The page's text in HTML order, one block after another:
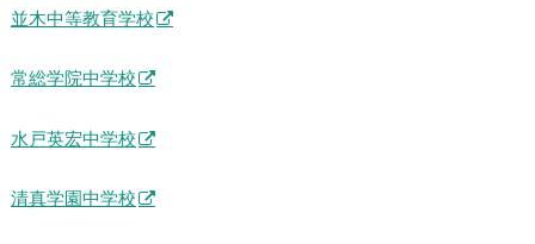
並木中等教育学校
常総学院中学校
水戸英宏中学校
清真学園中学校